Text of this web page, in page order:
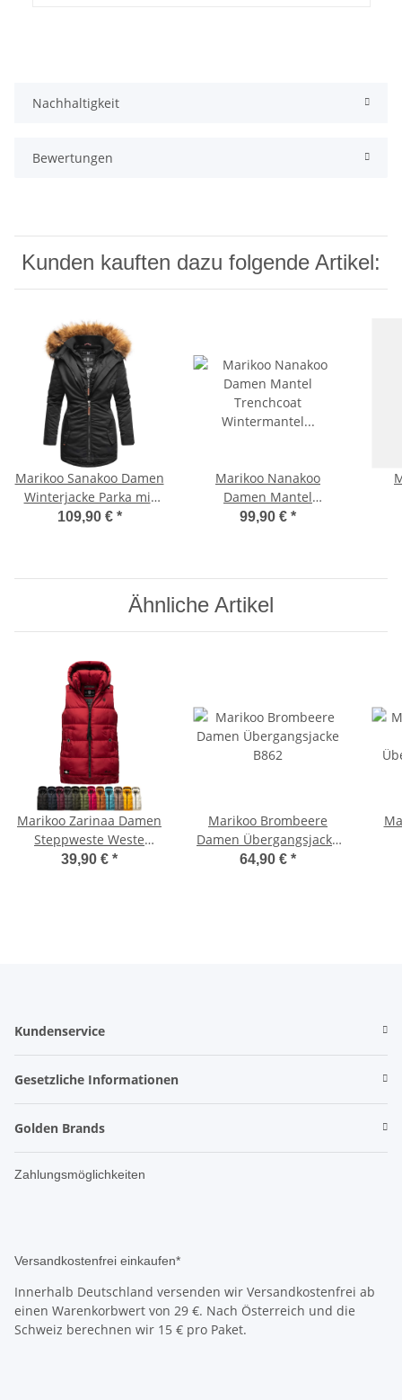
Nachhaltigkeit
Bewertungen
Kunden kauften dazu folgende Artikel:
Marikoo Sanakoo Damen
Winterjacke Parka mit
Kapuze B825 Schwarz-
109,90 € *
Marikoo Nanakoo
Damen Mantel
Trenchcoat
99,90 € *
Ähnliche Artikel
Marikoo Zarinaa Damen
Steppweste Weste
Übergangsweste mit
39,90 € *
Marikoo Brombeere
Damen Übergangsjacke
B862
64,90 € *
Kundenservice
Gesetzliche Informationen
Golden Brands
Zahlungsmöglichkeiten
Versandkostenfrei einkaufen*
Innerhalb Deutschland versenden wir Versandkostenfrei ab
einen Warenkorbwert von 29 €. Nach Österreich und die
Schweiz berechnen wir 15 € pro Paket.